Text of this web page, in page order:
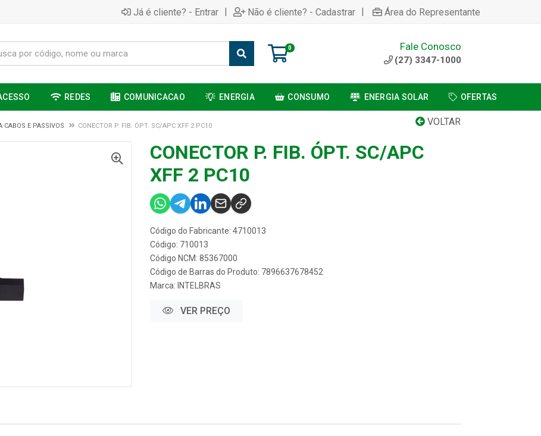
Já é cliente? - Entrar | Não é cliente? - Cadastrar | Área do Representante
0 Fale Conosco
(27) 3347-1000
REDES COMUNICACAO ENERGIA CONSUMO ENERGIA SOLAR OFERTAS
VOLTAR
CABOS E PASSIVOS CONECTOR P. FIB. ÓPT. SC/APC XFF 2 PC10
CONECTOR P. FIB. ÓPT. SC/APC
XFF 2 PC10
Código do Fabricante: 4710013
Código: 710013
Código NCM: 85367000
Código de Barras do Produto: 7896637678452
Marca: INTELBRAS
VER PREÇO